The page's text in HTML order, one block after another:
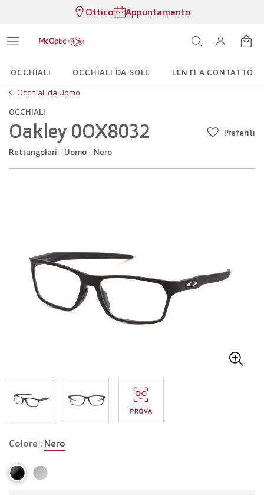
Ottico Appuntamento
OCCHIALI OCCHIALI DA SOLE
LENTI A CONTATTO
Occhiali da Uomo
OCCHIALI
Oakley 0OX8032
Rettangolari - Uomo - Nero
Preferiti
Colore : Nero